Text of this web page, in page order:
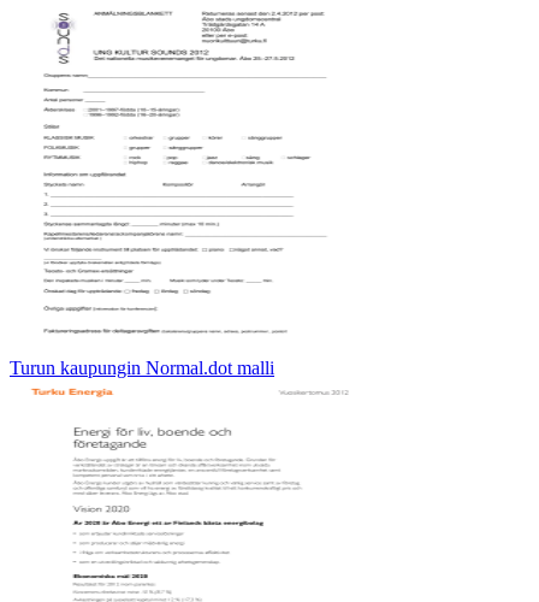
Turun kaupungin Normal.dot malli